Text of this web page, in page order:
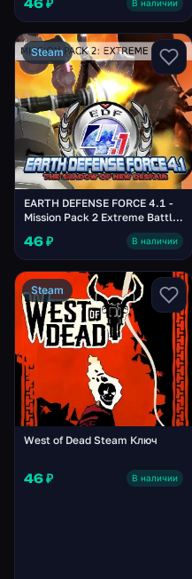
46 ₽ В наличии
Steam
EARTH DEFENSE FORCE 4.1 -
Mission Pack 2 Extreme Battle
46 ₽ В наличии
Steam
West of Dead Steam Ключ
46 ₽ В наличии